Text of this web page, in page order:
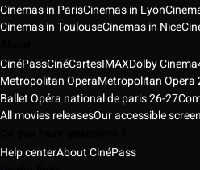
Cinemas in ParisCinemas in Lyon
Cinemas in ToulouseCinemas in Nice
CinéPassCinéCartesIMAXDolby Cinema
Metropolitan OperaMetropolitan Opera
Ballet Opéra national de paris 26-27
All movies releasesOur accessible
Help centerAbout CinéPass